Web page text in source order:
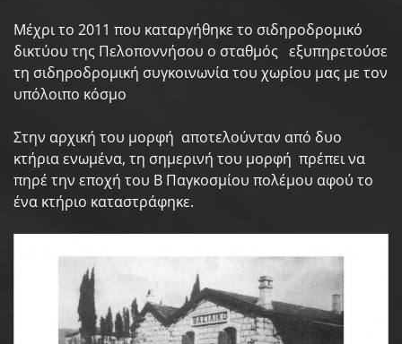
Μέχρι το 2011 που καταργήθηκε το σιδηροδρομικό
δικτύου της Πελοποννήσου ο σταθμός εξυπηρετούσε
τη σιδηροδρομική συγκοινωνία του χωρίου μας με τον
υπόλοιπο κόσμο
Στην αρχική του μορφή αποτελούνταν από δυο
κτήρια ενωμένα, τη σημερινή του μορφή πρέπει να
πηρέ την εποχή του Β Παγκοσμίου πολέμου αφού το
ένα κτήριο καταστράφηκε.